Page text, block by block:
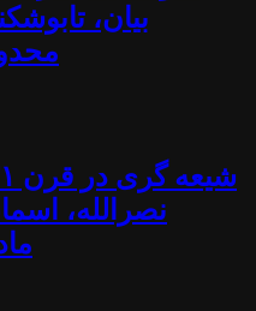
بیان،
نصرالله،